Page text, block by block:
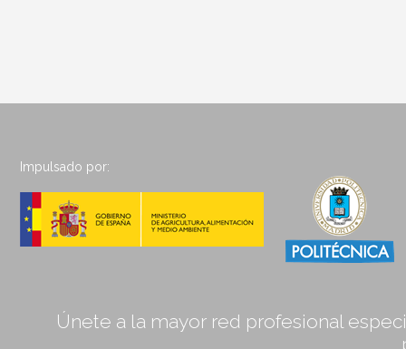
Impulsado por:
Únete a la mayor red profesional